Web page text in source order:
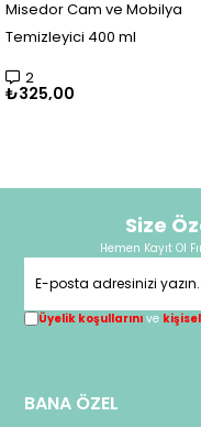
Misedor Cam ve Mobilya
Temizleyici 400 ml
2
₺325,00
Size
Hemen Kayıt Ol
Üyelik koşullarını ve
BANA ÖZEL